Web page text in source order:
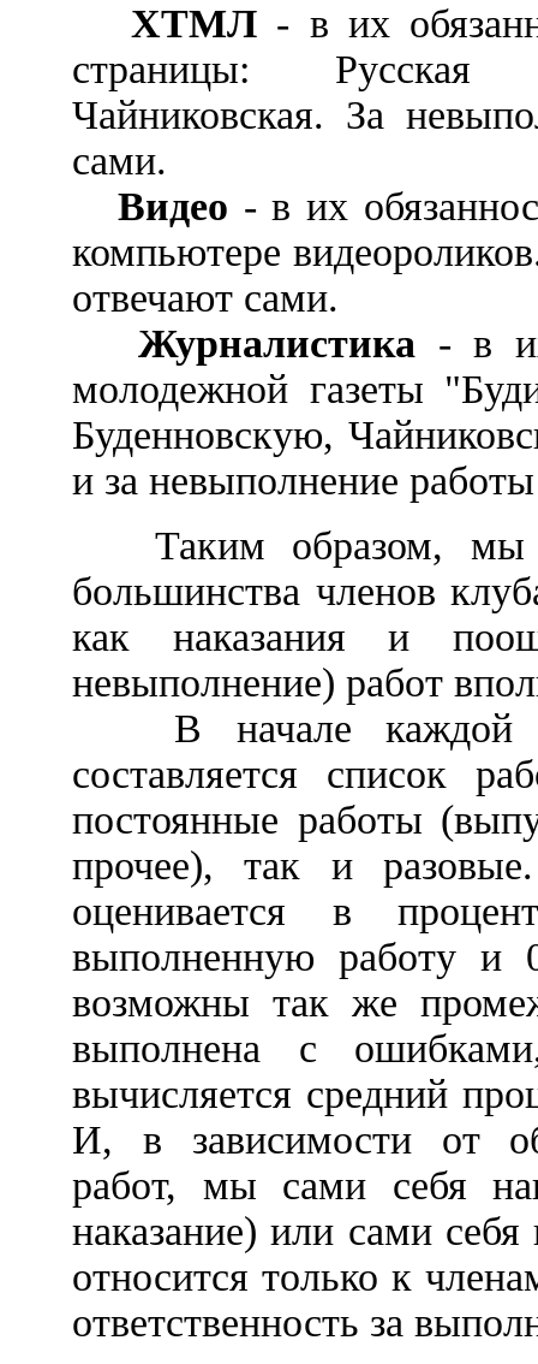
ХТМЛ- в их
страницы: Русская
Чайниковская. За
сами.
Видео - в их
компьютере
отвечают сами.
Журналистика - в
молодежной газеты
Буденновскую,
и за невыполнение
Таким образом, мы
большинства членов
как наказания и
невыполнение) работ
В начале каждой
составляется список
постоянные работы
прочее), так и
оценивается в
выполненную работу и
возможны так же
выполнена с
вычисляется средний
И, в зависимости от
работ, мы сами себя
наказание) или сами
относится только к
ответственность за